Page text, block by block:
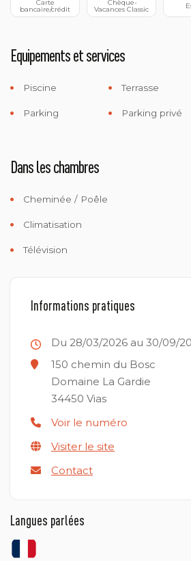
bancaire/crédit Vacances Classic
Equipements et services
Piscine Terrasse
Parking Parking privé
Dans les chambres
Cheminée / Poêle
Climatisation
Télévision
Informations pratiques
Du 28/03/2026 au 30/09/
150 chemin du Bosc
Domaine La Gardie
34450 Vias
Voir le numéro
Visiter le site
Contact
Langues parlées